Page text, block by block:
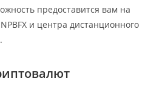
предоставится вам на
и центра дистанционного